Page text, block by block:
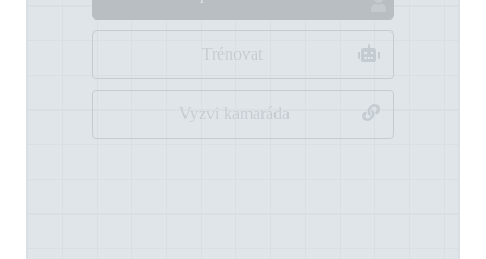
Trénovat
Vyzvi kamaráda